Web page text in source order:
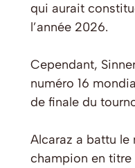
qui aurait
l’année 2026.
Cependant,
numéro 16
de finale du
Alcaraz a battu le
champion en